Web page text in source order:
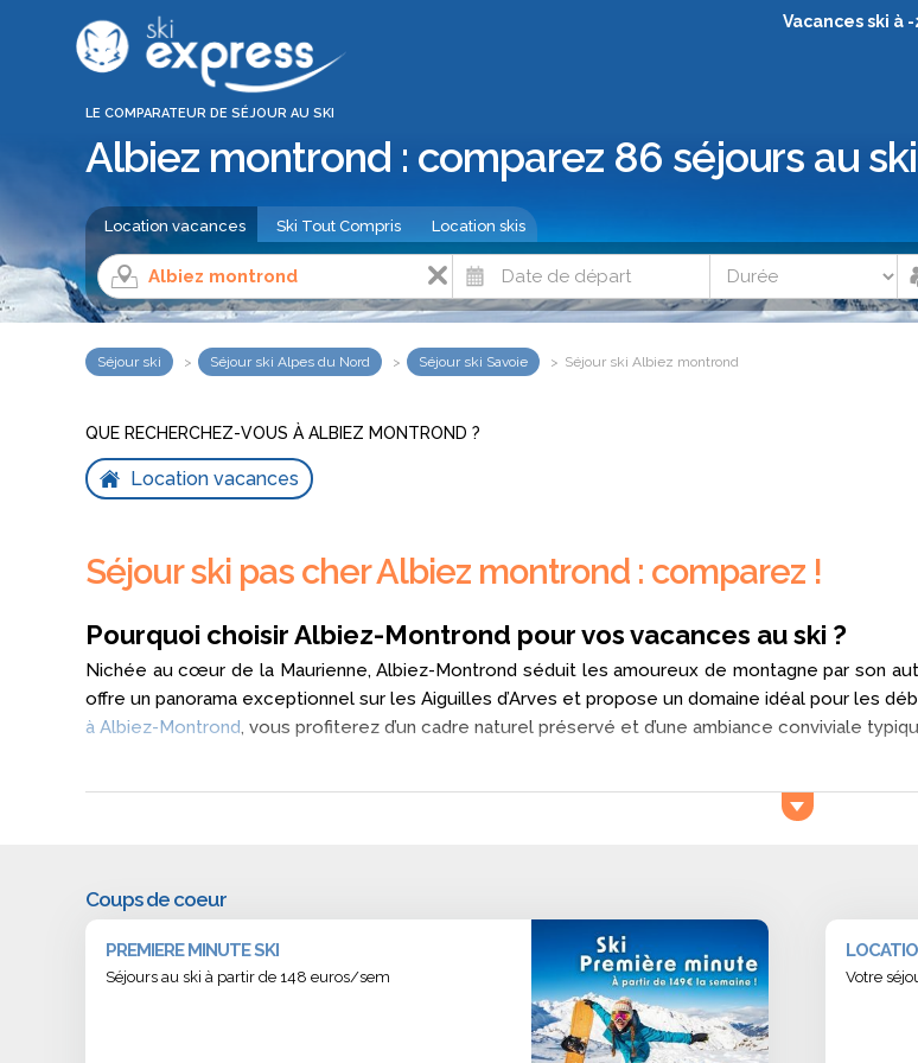
LE COMPARATEUR DE SÉJOUR AU SKI
Vacances ski à
Albiez montrond : comparez 86 séjours au ski
Location vacances Ski Tout Compris Location skis
Séjour ski Séjour ski Alpes du Nord Séjour ski Savoie Séjour ski Albiez montrond
QUE RECHERCHEZ-VOUS À ALBIEZ MONTROND ?
Location vacances
Séjour ski pas cher Albiez montrond : comparez !
Pourquoi choisir Albiez-Montrond pour vos vacances au ski ?
Nichée au cœur de la Maurienne, Albiez-Montrond séduit les amoureux de montagne par son
offre un panorama exceptionnel sur les Aiguilles d’Arves et propose un domaine idéal pour les
à Albiez-Montrond, vous profiterez d’un cadre naturel préservé et d’une ambiance conviviale
Quels types de locations de vacances trouve-t-on à Albiez-Montrond ?
Albiez-Montrond propose une large sélection d’hébergements adaptés à tous les budgets :
Quelle est l’altitude et le cadre naturel d’Albiez-Montrond ?
Située entre 1 500 et 2 100 mètres d’altitude, Albiez-Montrond bénéficie d’un ensoleillement
Son cadre préservé, entre forêts et alpages, en fait un lieu idéal pour se ressourcer tout en
Comment accéder facilement à la station d’Albiez-Montrond ?
Coups de coeur
PREMIERE MINUTE SKI
Séjours au ski à partir de 148 euros/sem Votre